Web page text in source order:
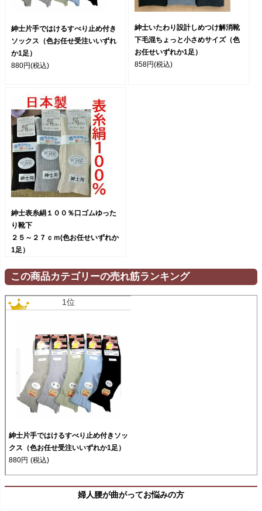
紳士片手ではけるすべり止め付き
ソックス（色お任せ受注いいずれ
か1足）
880円(税込)
紳士いたわり設計しめつけ解消靴
下毛混ちょっと小さめサイズ（色
お任せいずれか1足）
858円(税込)
紳士表糸絹１００％口ゴムゆった
り靴下
２５～２７ｃｍ(色お任せいずれか
1足）
この商品カテゴリーの売れ筋ランキング
1位
紳士片手ではけるすべり止め付きソッ
クス（色お任せ受注いいずれか1足）
880円 (税込)
婦人腰が曲がってお悩みの方